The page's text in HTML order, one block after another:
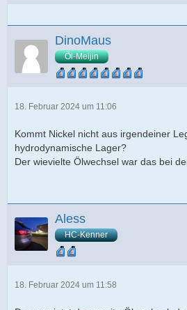
DinoMaus
Öl-Meijin
18. Februar 2024 um 11:06
Kommt Nickel nicht aus irgendeiner
hydrodynamische Lager?
Der wievielte Ölwechsel war das bei
Aless
HC-Kenner
18. Februar 2024 um 11:58